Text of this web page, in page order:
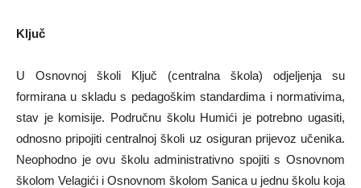
Ključ
U Osnovnoj školi Ključ (centralna škola) odjeljenja su
formirana u skladu s pedagoškim standardima i normativima,
stav je komisije. Područnu školu Humići je potrebno ugasiti,
odnosno pripojiti centralnoj školi uz osiguran prijevoz učenika.
Neophodno je ovu školu administrativno spojiti s Osnovnom
školom Velagići i Osnovnom školom Sanica u jednu školu koja